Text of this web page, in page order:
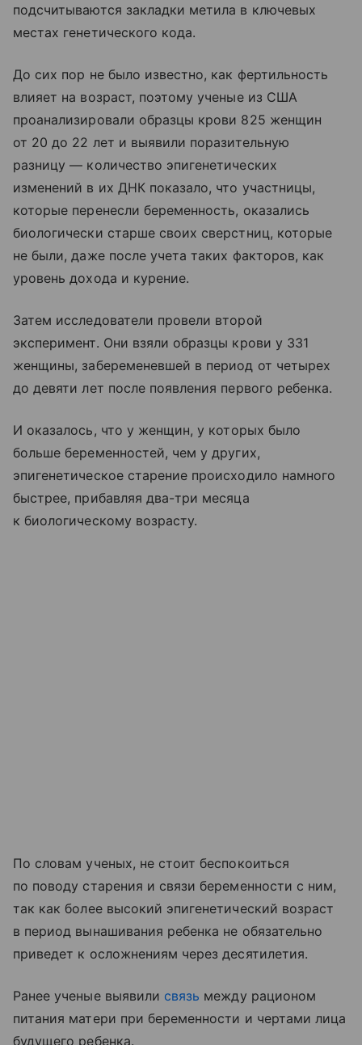
подсчитываются закладки метила в ключевых
местах генетического кода.
До сих пор не было известно, как фертильность
влияет на возраст, поэтому ученые из США
проанализировали образцы крови 825 женщин
от 20 до 22 лет и выявили поразительную
разницу — количество эпигенетических
изменений в их ДНК показало, что участницы,
которые перенесли беременность, оказались
биологически старше своих сверстниц, которые
не были, даже после учета таких факторов, как
уровень дохода и курение.
Затем исследователи провели второй
эксперимент. Они взяли образцы крови у 331
женщины, забеременевшей в период от четырех
до девяти лет после появления первого ребенка.
И оказалось, что у женщин, у которых было
больше беременностей, чем у других,
эпигенетическое старение происходило намного
быстрее, прибавляя два-три месяца
к биологическому возрасту.
По словам ученых, не стоит беспокоиться
по поводу старения и связи беременности с ним,
так как более высокий эпигенетический возраст
в период вынашивания ребенка не обязательно
приведет к осложнениям через десятилетия.
Ранее ученые выявили связь между рационом
питания матери при беременности и чертами лица
будущего ребенка.